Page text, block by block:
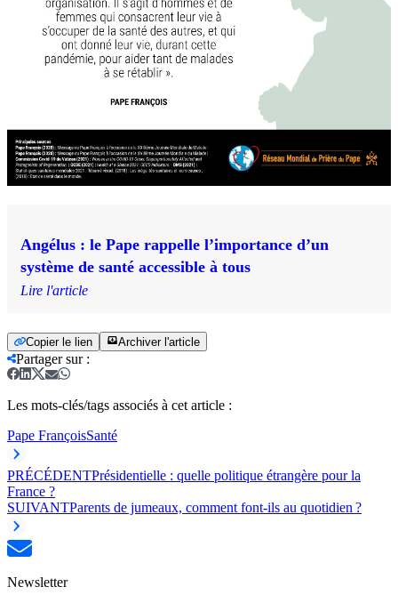
Angélus : le Pape rappelle l’importance d’un
système de santé accessible à tous
Lire l'article
Copier le lien Archiver l'article
Partager sur:
Les mots-clés/tags associés à cet article :
Pape FrançoisSanté
PRÉCÉDENTPrésidentielle : quelle politique étrangère pour la
France ?
SUIVANTParents de jumeaux, comment font-ils au quotidien ?
Newsletter